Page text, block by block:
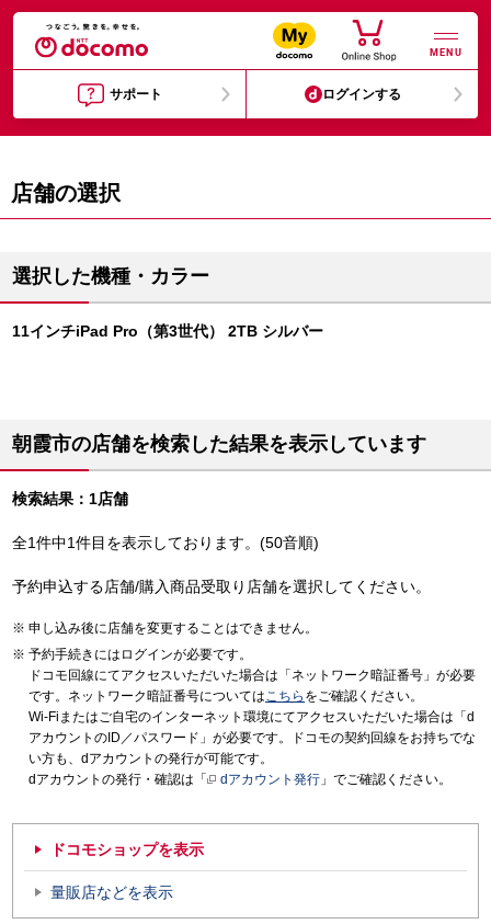
MENU
サポート ログインする
店舗の選択
選択した機種・カラー
11インチiPad Pro（第3世代） 2TB シルバー
朝霞市の店舗を検索した結果を表示しています
検索結果：1店舗
全1件中1件目を表示しております。(50音順)
予約申込する店舗/購入商品受取り店舗を選択してください。
申し込み後に店舗を変更することはできません。
予約手続きにはログインが必要です。
ドコモ回線にてアクセスいただいた場合は「ネットワーク暗証番号」が必要
です。ネットワーク暗証番号についてはこちら をご確認ください。
Wi-Fiまたはご自宅のインターネット環境にてアクセスいただいた場合は「d
アカウントのID／パスワード」が必要です。ドコモの契約回線をお持ちでな
い方も、dアカウントの発行が可能です。
dアカウントの発行・確認は「
dアカウント発行 」でご確認ください。
ドコモショップを表示
量販店などを表示